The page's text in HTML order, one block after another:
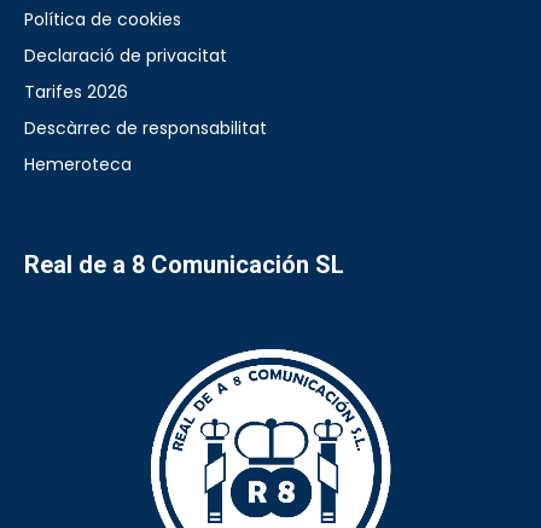
Política de cookies
Declaració de privacitat
Tarifes 2026
Descàrrec de responsabilitat
Hemeroteca
Real de a 8 Comunicación SL